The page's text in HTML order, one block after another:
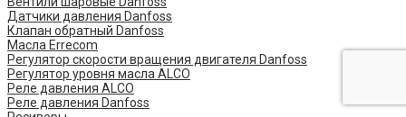
Датчики давления Danfoss
Клапан обратный Danfoss
Масла Errecom
Регулятор скорости вращения двигателя Danfoss
Регулятор уровня масла ALCO
Реле давления ALCO
Реле давления Danfoss